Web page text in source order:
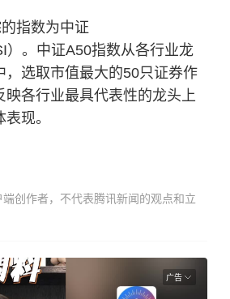
指数为中证
）。中证A50指数从各行业龙
，选取市值最大的50只证券作
映各行业最具代表性的龙头上
现。
创作者，不代表腾讯新闻的观点和立
广告